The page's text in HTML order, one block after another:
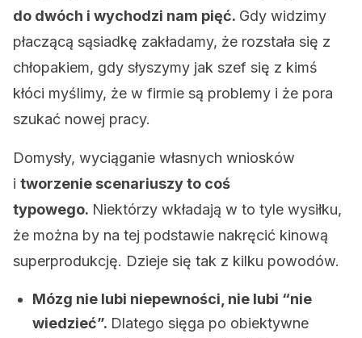
do dwóch i wychodzi nam pięć. Gdy widzimy
płaczącą sąsiadkę zakładamy, że rozstała się z
chłopakiem, gdy słyszymy jak szef się z kimś
kłóci myślimy, że w firmie są problemy i że pora
szukać nowej pracy.
Domysły, wyciąganie własnych wniosków
i tworzenie scenariuszy to coś
typowego. Niektórzy wkładają w to tyle wysiłku,
że można by na tej podstawie nakręcić kinową
superprodukcję. Dzieje się tak z kilku powodów.
Mózg nie lubi niepewności, nie lubi “nie
wiedzieć”. Dlatego sięga po obiektywne